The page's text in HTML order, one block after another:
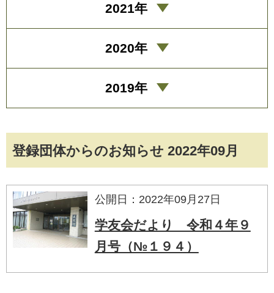
登録団体からのお知らせ 2022年09月
公開日：2022年09月27日
学友会だより 令和４年９
月号（№１９４）
2021年
2020年
2019年